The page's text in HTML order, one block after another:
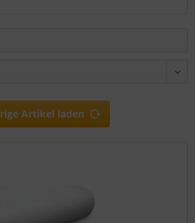
Artikel laden